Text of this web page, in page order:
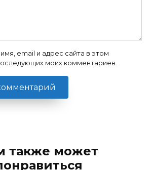
email и адрес сайта в этом
моих комментариев.
также может